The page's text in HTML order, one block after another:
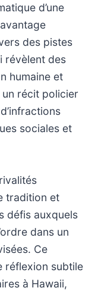
d’une
des pistes
révèlent des
humaine et
un récit policier
sociales et
tradition et
défis auxquels
dans un
Ce
réflexion subtile
à Hawaii,